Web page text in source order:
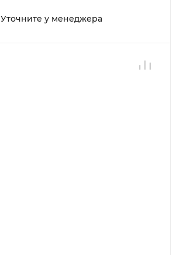
Уточните у менеджера